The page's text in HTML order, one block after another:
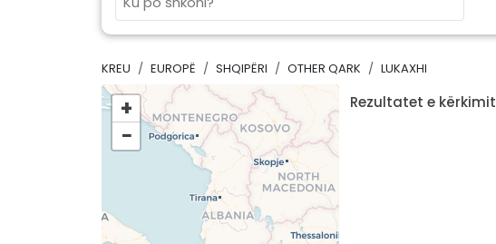
KREU EUROPË SHQIPËRI OTHER QARK LUKAXHI
+
−
Rezultatet e kërkimit